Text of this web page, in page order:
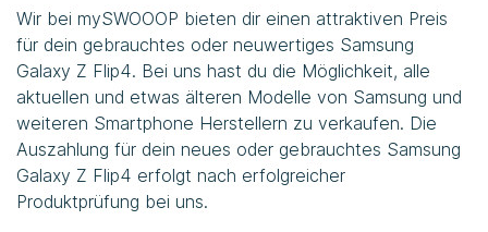
Wir bei mySWOOOP bieten dir einen attraktiven Preis
für dein gebrauchtes oder neuwertiges Samsung
Galaxy Z Flip4. Bei uns hast du die Möglichkeit, alle
aktuellen und etwas älteren Modelle von Samsung und
weiteren Smartphone Herstellern zu verkaufen. Die
Auszahlung für dein neues oder gebrauchtes Samsung
Galaxy Z Flip4 erfolgt nach erfolgreicher
Produktprüfung bei uns.